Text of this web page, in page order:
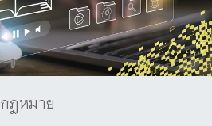
กฎหมาย